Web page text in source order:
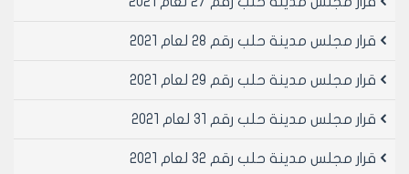
قرار مجلس مدينة حلب رقم 28 لعام 2021
قرار مجلس مدينة حلب رقم 29 لعام 2021
قرار مجلس مدينة حلب رقم 31 لعام 2021
قرار مجلس مدينة حلب رقم 32 لعام 2021